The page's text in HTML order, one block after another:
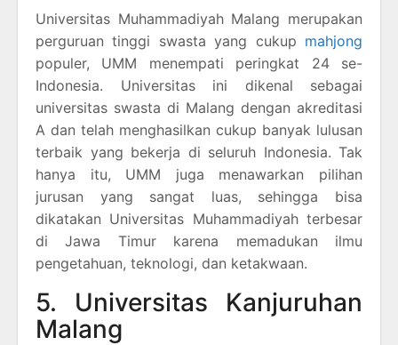
Universitas Muhammadiyah Malang merupakan
perguruan tinggi swasta yang cukup mahjong
populer, UMM menempati peringkat 24 se-
Indonesia. Universitas ini dikenal sebagai
universitas swasta di Malang dengan akreditasi
A dan telah menghasilkan cukup banyak lulusan
terbaik yang bekerja di seluruh Indonesia. Tak
hanya itu, UMM juga menawarkan pilihan
jurusan yang sangat luas, sehingga bisa
dikatakan Universitas Muhammadiyah terbesar
di Jawa Timur karena memadukan ilmu
pengetahuan, teknologi, dan ketakwaan.
5. Universitas Kanjuruhan
Malang